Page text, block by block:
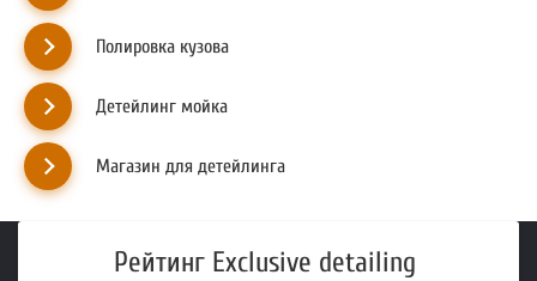
Полировка кузова
Детейлинг мойка
Магазин для детейлинга
Рейтинг Exclusive detailing